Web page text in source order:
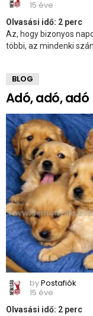
15 éve
Olvasási idő: 2 perc
Az, hogy bizonyos
többi, az mindenki
BLOG
Adó, adó, adó
byPostafiók
15 éve
Olvasási idő: 2 perc